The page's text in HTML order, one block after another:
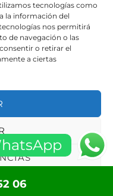
tecnologías como
la información del
nos permitirá
de navegación o las
o retirar el
a ciertas
capacitado y
gama de servicios
·Aviso Legal·Política
Sitemap
06